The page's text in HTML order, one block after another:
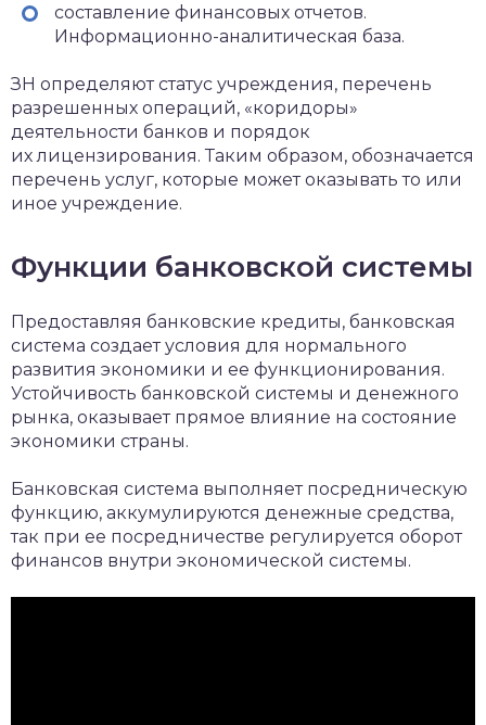
составление финансовых отчетов.
Информационно-аналитическая база.
ЗН определяют статус учреждения, перечень
разрешенных операций, «коридоры»
деятельности банков и порядок
их лицензирования. Таким образом, обозначается
перечень услуг, которые может оказывать то или
иное учреждение.
Функции банковской системы
Предоставляя банковские кредиты, банковская
система создает условия для нормального
развития экономики и ее функционирования.
Устойчивость банковской системы и денежного
рынка, оказывает прямое влияние на состояние
экономики страны.
Банковская система выполняет посредническую
функцию, аккумулируются денежные средства,
так при ее посредничестве регулируется оборот
финансов внутри экономической системы.